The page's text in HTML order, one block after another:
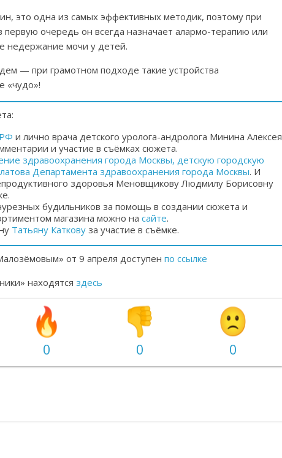
это одна из самых эффективных методик, поэтому при
первую очередь он всегда назначает алармо-терапию или
недержание мочи у детей.
— при грамотном подходе такие устройства
«чудо»!
и лично врача детского уролога-андролога Минина Алексея
и участие в съёмках сюжета.
здравоохранения города Москвы, детскую городскую
Департамента здравоохранения города Москвы. И
здоровья Меновщикову Людмилу Борисовну
будильников за помощь в создании сюжета и
магазина можно на сайте.
Татьяну Каткову за участие в съёмке.
от 9 апреля доступен по ссылке
находятся здесь
0 0 0